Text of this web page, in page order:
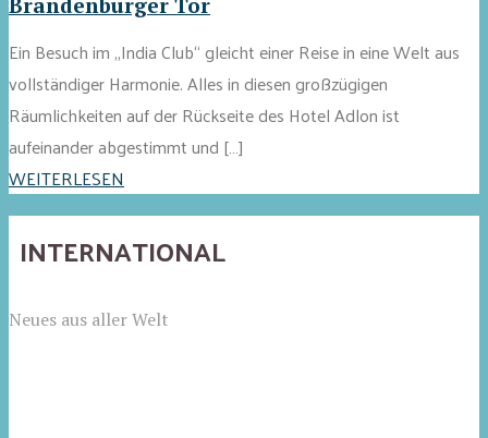
Ein Besuch im „India Club“ gleicht einer Reise in eine Welt aus
vollständiger Harmonie. Alles in diesen großzügigen
Räumlichkeiten auf der Rückseite des Hotel Adlon ist
aufeinander abgestimmt und […]
WEITERLESEN
INTERNATIONAL
Neues aus aller Welt